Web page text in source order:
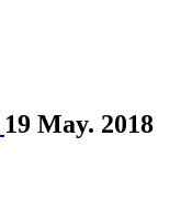
19 May. 2018